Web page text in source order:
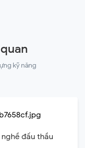
kỹ năng
đấu thầu